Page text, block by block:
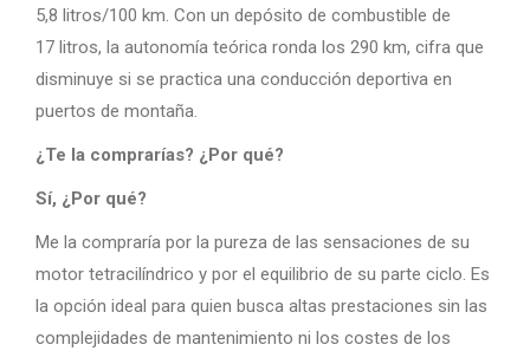
5,8 litros/100 km. Con un depósito de combustible de
17 litros, la autonomía teórica ronda los 290 km, cifra que
disminuye si se practica una conducción deportiva en
puertos de montaña.
¿Te la comprarías? ¿Por qué?
Sí, ¿Por qué?
Me la compraría por la pureza de las sensaciones de su
motor tetracilíndrico y por el equilibrio de su parte ciclo. Es
la opción ideal para quien busca altas prestaciones sin las
complejidades de mantenimiento ni los costes de los